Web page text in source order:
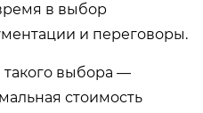
в выбор
и переговоры.
такого выбора —
стоимость